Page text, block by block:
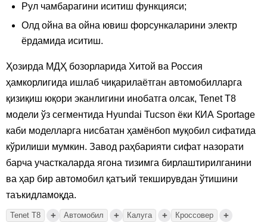
Рул чамбарагини иситиш функцияси;
Олд ойна ва ойна ювиш форсункаларини электр
ёрдамида иситиш.
Ҳозирда МДҲ бозорларида Хитой ва Россия
ҳамкорлигида ишлаб чиқарилаётган автомобилларга
қизиқиш юқори эканлигини инобатга олсак, Tenet T8
модели ўз сегментида Hyundai Tucson ёки КИА Sportage
каби моделларга нисбатан ҳамёнбоп муқобил сифатида
кўрилиши мумкин. Завод раҳбарияти сифат назорати
барча участкаларда ягона тизимга бирлаштирилганини
ва ҳар бир автомобил қатъий текширувдан ўтишини
таъкидламоқда.
Tenet T8 + Автомобил + Калуга + Кроссовер +